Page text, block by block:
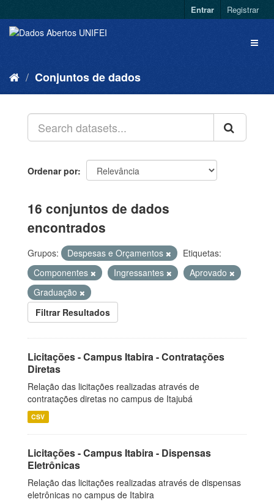
Entrar Registrar
Conjuntos de dados
Ordenar por
16 conjuntos de dados
encontrados
Grupos: Despesas e Orçamentos
Etiquetas:
Componentes
Ingressantes
Aprovado
Graduação
Filtrar Resultados
Licitações - Campus Itabira - Contratações
Diretas
Relação das licitações realizadas através de
contratações diretas no campus de Itajubá
CSV
Licitações - Campus Itabira - Dispensas
Eletrônicas
Relação das licitações realizadas através de dispensas
eletrônicas no campus de Itabira